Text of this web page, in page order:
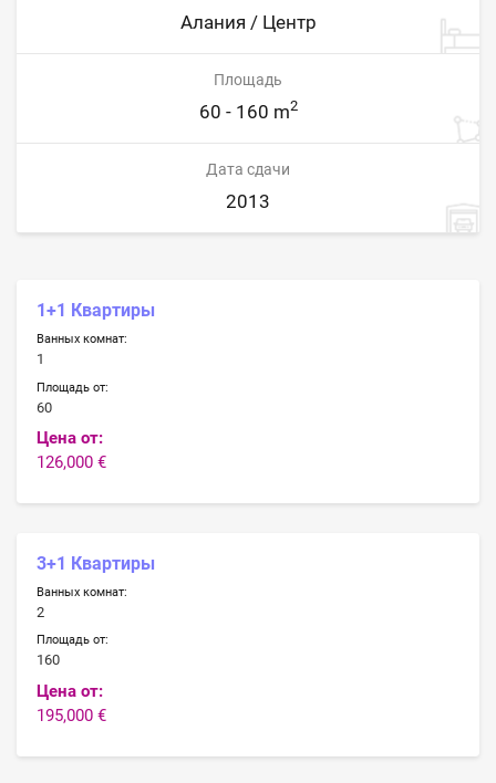
Алания / Центр
Площадь
60 - 160 m2
Дата сдачи
2013
1+1 Квартиры
Ванных комнат:
1
Площадь от:
60
Цена от:
126,000 €
3+1 Квартиры
Ванных комнат:
2
Площадь от:
160
Цена от:
195,000 €